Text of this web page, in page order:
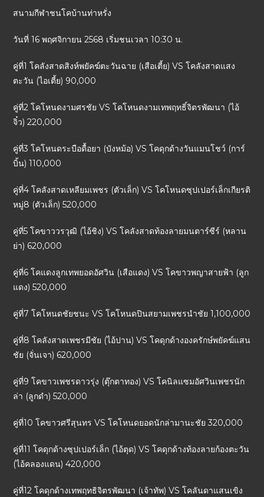
สนามกีฬาชนโคบ้านท่าหรั่ง
วันที่ 16 พฤศจิกายน 2568 เริ่มชนเวลา 10:30 น.
คู่ที่1 โคลังสาดสิงห์พยัคฆ์ตะวันฉาย (เสือเตี้ย) VS โคลังสาดแสง
ตะวัน (ไอเตี้ย) 90,000
คู่ที่2 โคโหนดงามศรชัย VS โคโหนดงามเทพฤทธิ์จิตรพัฒนา (ไอ้
จิ๋ว) 220,000
คู่ที่3 โคโหนดระบือดื้อยา (บังหม้อ) VS โคดุกด้างวันแมนโชว์ (การ์
บิ้น) 110,000
คู่ที่4 โคลังสาดเหลียมเพชร (ตัวเล็ก) VS โคโหนดซุปเปอร์เล็กเกียรติ
หมู่8 (ตัวเล็ก) 520,000
คู่ที่5 โคขาววรวุฒิ (ไอ้ชิง) VS โคลังสาดท้องลายมนตาร์ซีร์ (หลาน
ย่า) 620,000
คู่ที่6 โคแดงลูกเทพยอดอัศวิน (เสือแดง) VS โคขาวพญาสายฟ้า (ลูก
แดง) 520,000
คู่ที่7 โคโหนดชัยชนะ VS โคโหนดปินสยามเพชรนำชัย 1,100,000
คู่ที่8 โคลังสาดเพชรมีชัย (ไอ้ปาน) VS โคดุกด้างองครักษ์พยัคฆ์แสน
ชัย (จั่นเจา) 620,000
คู่ที่9 โคขาวเพชรดาวรุ่ง (ตุ๊กตาทอง) VS โคนิลแซมอัศวินเพชรนัก
ล่า (ลูกดำ) 520,000
คู่ที่10 โคขาวศรีสุนทร VS โคโหนดยอดนักล่ามานะชัย 320,000
คู่ที่11 โคดุกด้างซุปเปอร์เล็ก (ไอ้ตุด) VS โคดุกด้างท้องลายก้องตะวัน
(ไอ้คลองแดน) 420,000
คู่ที่12 โคดุกด้างเทพฤทธิจิตรพัฒนา (เจ้าทัพ) VS โคลันดาแสนเขิง